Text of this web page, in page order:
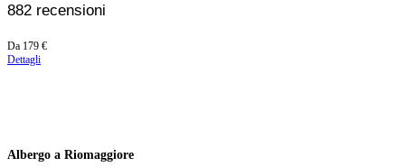
882 recensioni
Prezzo
a
Da 179 €
Dettagli
Albergo a Riomaggiore